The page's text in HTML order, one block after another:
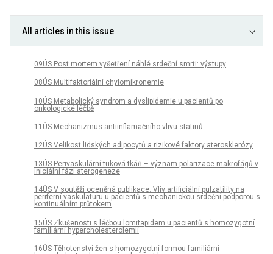
All articles in this issue
09ÚS Post mortem vyšetření náhlé srdeční smrti: výstupy
08ÚS Multifaktoriální chylomikronemie
10ÚS Metabolický syndrom a dyslipidemie u pacientů po
onkologické léčbě
11ÚS Mechanizmus antiinflamačního vlivu statinů
12ÚS Velikost lidských adipocytů a rizikové faktory aterosklerózy
13ÚS Perivaskulární tuková tkáň – význam polarizace makrofágů v
iniciální fázi aterogeneze
14ÚS V soutěži oceněná publikace: Vliv artificiální pulzatility na
periferní vaskulaturu u pacientů s mechanickou srdeční podporou s
kontinuálním průtokem
15ÚS Zkušenosti s léčbou lomitapidem u pacientů s homozygotní
familiární hypercholesterolemií
16ÚS Těhotenství žen s homozygotní formou familiární